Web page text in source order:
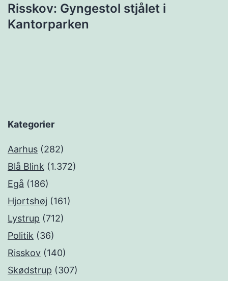
Risskov: Gyngestol stjålet i
Kantorparken
Kategorier
Aarhus (282)
Blå Blink (1.372)
Egå (186)
Hjortshøj (161)
Lystrup (712)
Politik (36)
Risskov (140)
Skødstrup (307)